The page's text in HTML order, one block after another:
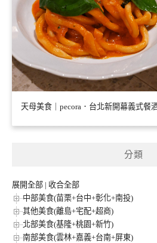
天母美食｜pecora．台北新開幕義式餐
分類
展開全部 | 收合全部
中部美食(苗栗+台中+彰化+南投)
其他美食(離島+宅配+超商)
北部美食(基隆+桃園+新竹)
南部美食(雲林+嘉義+台南+屏東)